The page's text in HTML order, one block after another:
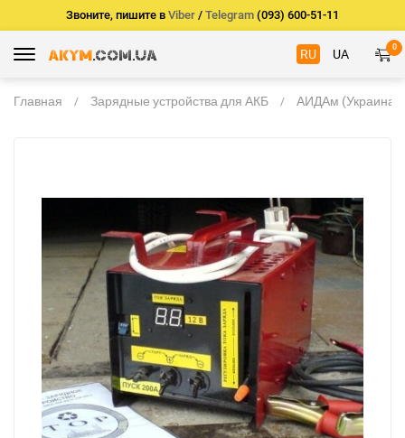
Звоните, пишите в Viber / Telegram (093) 600-51-11
RU UA 0
Главная Зарядные устройства для АКБ АИДАм (Украина)